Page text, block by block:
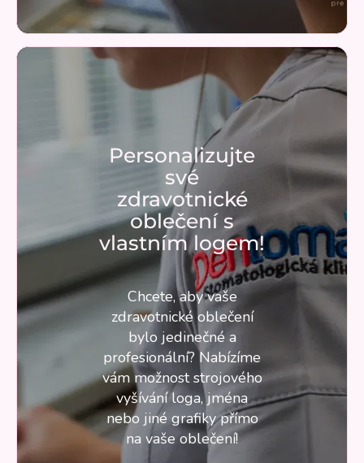
Personalizujte
své
zdravotnické
oblečení s
vlastním logem!
Chcete, aby vaše
zdravotnické oblečení
bylo jedinečné a
profesionální? Nabízíme
vám možnost strojového
vyšívání loga, jména
nebo jiné grafiky přímo
na vaše oblečení!